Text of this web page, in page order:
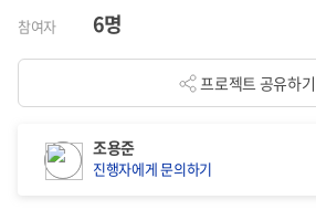
참여자 6명
프로젝트 공유하기
조용준
진행자에게 문의하기